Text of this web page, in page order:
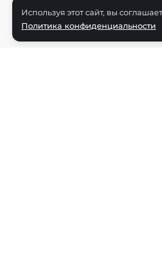
Реклама на портале
Политика конфиденциальности
Используя этот сайт, вы
Политика конфиденциальности